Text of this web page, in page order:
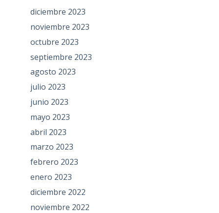
diciembre 2023
noviembre 2023
octubre 2023
septiembre 2023
agosto 2023
julio 2023
junio 2023
mayo 2023
abril 2023
marzo 2023
febrero 2023
enero 2023
diciembre 2022
noviembre 2022